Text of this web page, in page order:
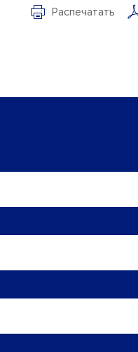
Распечатать